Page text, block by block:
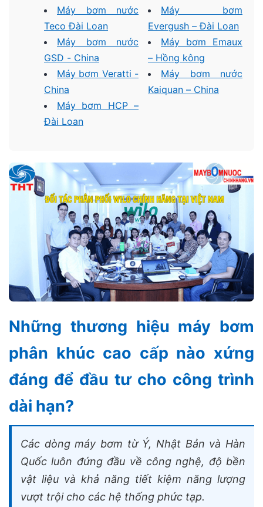
Máy bơm nước
Teco Đài Loan
Máy bơm nước
GSD - China
Máy bơm Veratti -
China
Máy bơm HCP –
Đài Loan
Máy bơm
Evergush – Đài Loan
Máy bơm Emaux
– Hồng kông
Máy bơm nước
Kaiquan – China
Những thương hiệu máy bơm
phân khúc cao cấp nào xứng
đáng để đầu tư cho công trình
dài hạn?
Các dòng máy bơm từ Ý, Nhật Bản và Hàn
Quốc luôn đứng đầu về công nghệ, độ bền
vật liệu và khả năng tiết kiệm năng lượng
vượt trội cho các hệ thống phức tạp.